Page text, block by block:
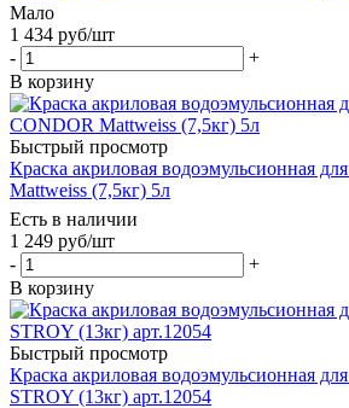
Мало
1 434 руб/шт
-
+
В корзину
Быстрый просмотр
Краска акриловая водоэмульсионная
Mattweiss (7,5кг) 5л
Есть в наличии
1 249 руб/шт
-
+
В корзину
Быстрый просмотр
Краска акриловая водоэмульсионная
STROY (13кг) арт.12054